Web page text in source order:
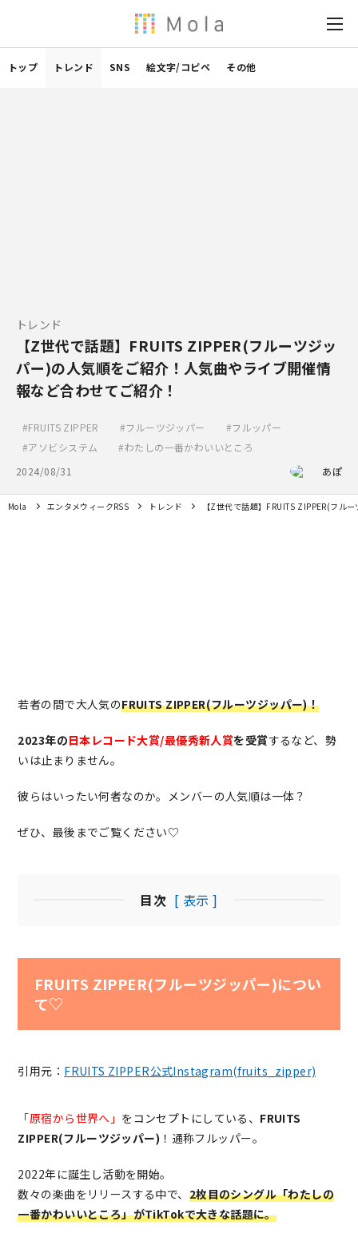
トップ トレンド SNS 絵文字/コピペ その他
トレンド
【Z世代で話題】FRUITS ZIPPER(フルーツジッ
パー)の人気順をご紹介！人気曲やライブ開催情
報など合わせてご紹介！
FRUITS ZIPPER フルーツジッパー
フルッパー
アソビシステム
わたしの一番かわいいところ
2024/08/31
あぽ
Mola エンタメウィークRSS トレンド 【Z世代で話題】FRUITS ZIPPER(フル
若者の間で大人気のFRUITS ZIPPER(フルーツジッパー)！
2023年の日本レコード大賞/最優秀新人賞を受賞するなど、勢
いは止まりません。
彼らはいったい何者なのか。メンバーの人気順は一体？
ぜひ、最後までご覧ください♡
目次 [ 表示 ]
FRUITS ZIPPER(フルーツジッパー)につい
て♡
引用元： FRUITS ZIPPER公式Instagram(fruits_zipper)
「原宿から世界へ」 をコンセプトにしている、 FRUITS
ZIPPER(フルーツジッパー) ！通称フルッパー。
2022年に誕生し活動を開始。
数々の楽曲をリリースする中で、 2枚目のシングル「わたしの
一番かわいいところ」がTikTokで大きな話題に。